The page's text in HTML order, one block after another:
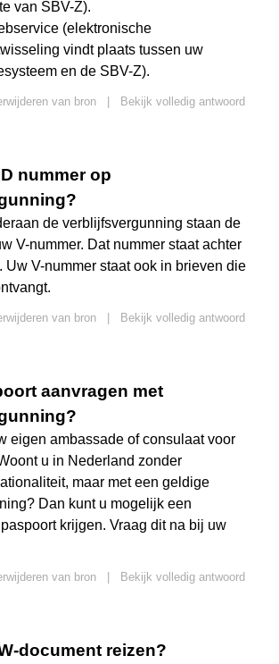
van SBV-Z).
(elektronische
vindt plaats tussen uw
en de SBV-Z).
van bron
Bekijk volledig antwoord
nummer op
de verblijfsvergunning staan de
V-nummer. Dat nummer staat achter
Uw V-nummer staat ook in brieven die
van bron
Bekijk volledig antwoord
aanvragen met
eigen ambassade of consulaat voor
u in Nederland zonder
maar met een geldige
Dan kunt u mogelijk een
krijgen. Vraag dit na bij uw
van bron
Bekijk volledig antwoord
document reizen?